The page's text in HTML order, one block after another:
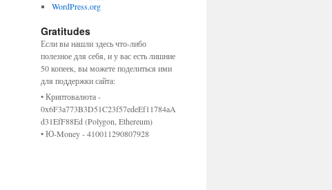
WordPress.org
Gratitudes
Если вы нашли здесь что-либо
полезное для себя, и у вас есть лишние
50 копеек, вы можете поделиться ими
для поддержки сайта:
• Криптовалюта -
0x6F3a773B3D51C23f57edeEf11784aA
d31EfF88Ed (Polygon, Ethereum)
•Ю-Money - 410011290807928